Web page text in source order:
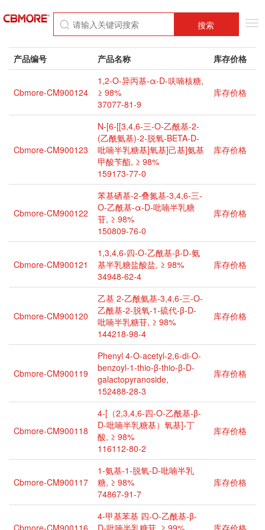
搜索
产品编号 产品名称 库存价格
Cbmore-CM900124
1,2-O-异丙基-α-D-呋喃核糖,
≥ 98%
37077-81-9
库存价格
Cbmore-CM900123
N-[6-[[3,4,6-三-O-乙酰基-2-
(乙酰氨基)-2-脱氧-BETA-D-
吡喃半乳糖基]氧基]己基]氨基
甲酸苄酯, ≥ 98%
159173-77-0
库存价格
Cbmore-CM900122
苯基硒基-2-叠氮基-3,4,6-三-
O-乙酰基-α-D-吡喃半乳糖
苷, ≥ 98%
150809-76-0
库存价格
Cbmore-CM900121
1,3,4,6-四-O-乙酰基-β-D-氨
基半乳糖盐酸盐, ≥ 98%
34948-62-4
库存价格
Cbmore-CM900120
乙基 2-乙酰氨基-3,4,6-三-O-
乙酰基-2-脱氧-1-硫代-β-D-
吡喃半乳糖苷, ≥ 98%
144218-98-4
库存价格
Cbmore-CM900119
Phenyl 4-O-acetyl-2,6-di-O-
benzoyl-1-thio-β-thio-β-D-
galactopyranoside,
152488-28-3
库存价格
Cbmore-CM900118
4-[（2,3,4,6-四-O-乙酰基-β-
D-吡喃半乳糖基）氧基]-丁
酸, ≥ 98%
116112-80-2
库存价格
Cbmore-CM900117
1-氨基-1-脱氧-D-吡喃半乳
糖, ≥ 98%
74867-91-7
库存价格
Cbmore-CM900116
4-甲基苯基 四-O-乙酰基-β-
D-吡喃半乳糖苷, ≥ 99%
库存价格